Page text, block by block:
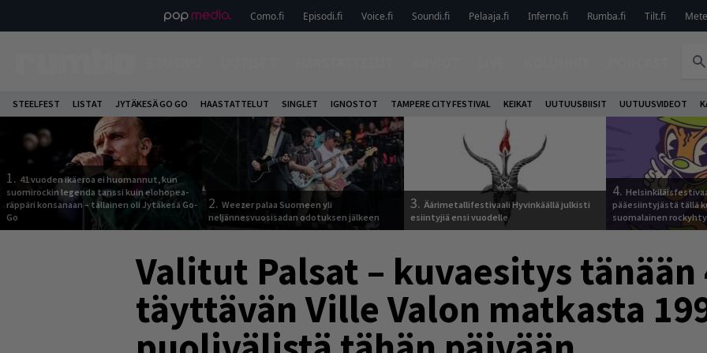
Como.fi Episodi.fi Voice.fi Soundi.fi Pelaaja.fi Inferno.fi Rumba.fi Tilt.fi
STEELFEST LISTAT JYTÄKESÄ GO GO HAASTATTELUT SINGLET IGNOSTOT TAMPERE CITY FESTIVAL KEIKAT UUTUUSBIISIT UUTUUSVIDEOT
1. 41 vuoden ikäeroa ei huomannut, kun
suomirockin legenda tanssi kuin elohopea-
räppäri konsanaan – tällainen oli Jytäkesä Go-
Go
2. Weezer palaa Suomeen yli
neljännesvuosisadan odotuksen jälkeen
3. Äärimetallifestivaali Hyvinkäällä julkisti
esiintyjiä ensi vuodelle
4.
pääesiintyjästä tällä
suomalainen
Valitut Palsat – kuvaesitys
täyttävän Ville Valon matkasta